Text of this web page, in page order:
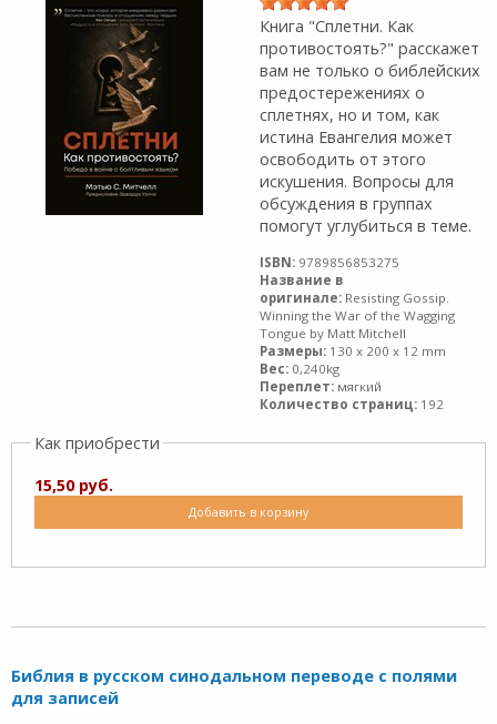
Книга "Сплетни. Как
противостоять?" расскажет
вам не только о библейских
предостережениях о
сплетнях, но и том, как
истина Евангелия может
освободить от этого
искушения. Вопросы для
обсуждения в группах
помогут углубиться в теме.
ISBN: 9789856853275
Название в
оригинале: Resisting Gossip.
Winning the War of the Wagging
Tongue by Matt Mitchell
Размеры: 130 x 200 x 12 mm
Вес: 0,240kg
Переплет: мягкий
Количество страниц: 192
Как приобрести
15,50 руб.
Добавить в корзину
Библия в русском синодальном переводе с полями
для записей